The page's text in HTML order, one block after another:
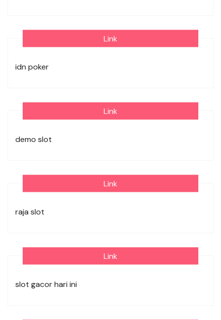
Link
idn poker
Link
demo slot
Link
raja slot
Link
slot gacor hari ini